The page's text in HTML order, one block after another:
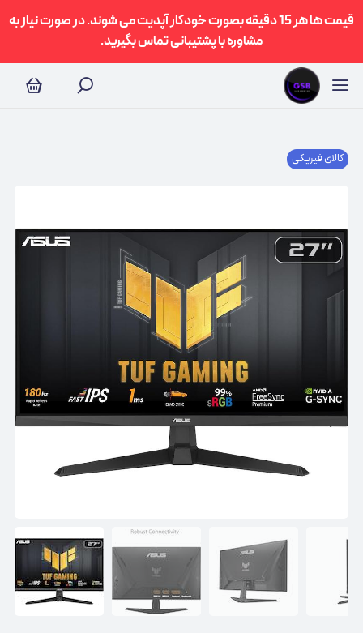
قیمت ها هر 15 دقیقه بصورت خودکار آپدیت می شوند. در صورت نیاز به
مشاوره با پشتیبانی تماس بگیرید.
کالای فیزیکی